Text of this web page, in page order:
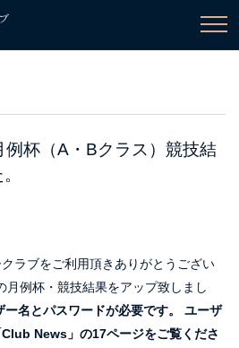
例杯（A・Bクラス）競技結
ラブをご利用頂きありがとうござい
月例杯・競技結果をアップ致しまし
名とパスワードが必要です。
ユーザ
News」の17ページをご覧くださ